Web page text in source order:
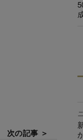
次の記事 ＞